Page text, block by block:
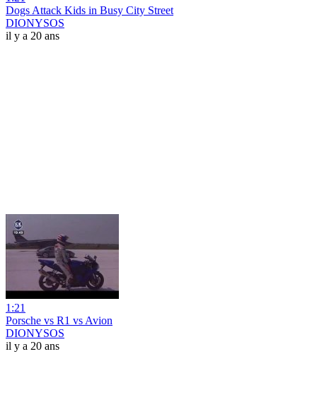
Dogs Attack Kids in Busy City Street
DIONYSOS
il y a 20 ans
1:21
Porsche vs R1 vs Avion
DIONYSOS
il y a 20 ans